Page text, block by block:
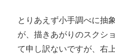
とりあえず小手調べに抽
が、描きあがりのスクシ
て申し訳ないですが、右